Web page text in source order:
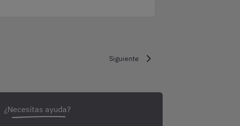
Siguiente
¿Necesitas ayuda?